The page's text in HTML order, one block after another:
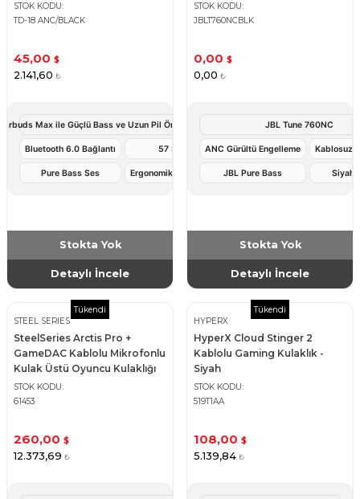
STOK KODU
TD-18 ANC/BLACK
45,00 $
2.141,60 ₺
Max ile Güçlü Bass ve Uzun Pil Ömrüyle Kablosuz Müzik Deneyimi
Bluetooth 6.0 Bağlantı 57 Saat Kullanım
Pure Bass Ses Ergonomik Kulak Üstü Tasarım
Stokta Yok
Detaylı İncele
STOK KODU
JBLT760NCBLK
0,00 $
0,00 ₺
JBL Tune 760NC
ANC Gürültü Engelleme Kablosuz
JBL Pure Bass Siyah
Stokta Yok
Detaylı İncele
Tükendi
STEEL SERIES
SteelSeries Arctis Pro +
GameDAC Kablolu Mikrofonlu
Kulak Üstü Oyuncu Kulaklığı
STOK KODU
61453
260,00 $
12.373,69 ₺
Tükendi
HYPERX
HyperX Cloud Stinger 2
Kablolu Gaming Kulaklık -
Siyah
STOK KODU
519T1AA
108,00 $
5.139,84 ₺